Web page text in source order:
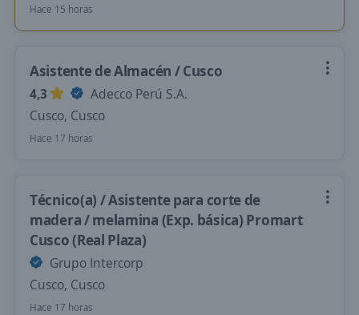
Hace 15 horas
Asistente de Almacén / Cusco
4,3
Adecco Perú S.A.
Cusco, Cusco
Hace 17 horas
Técnico(a) / Asistente para corte de
madera / melamina (Exp. básica) Promart
Cusco (Real Plaza)
Grupo Intercorp
Cusco, Cusco
Hace 17 horas